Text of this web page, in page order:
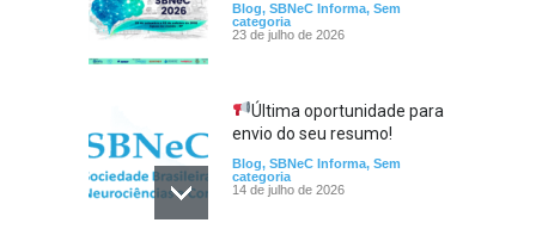
Blog, SBNeC Informa, Sem
categoria
23 de julho de 2026
Última oportunidade para
envio do seu resumo!
Blog, SBNeC Informa, Sem
categoria
14 de julho de 2026